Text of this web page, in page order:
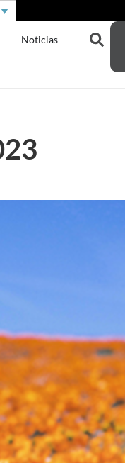
Noticias